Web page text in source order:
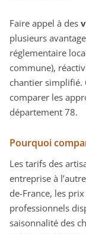
Faire appel à des
plusieurs
réglementaire
commune),
chantier simplifié.
comparer les
département 78.
Pourquoi
Les tarifs des
entreprise à
de-France, les
professionnels
saisonnalité des